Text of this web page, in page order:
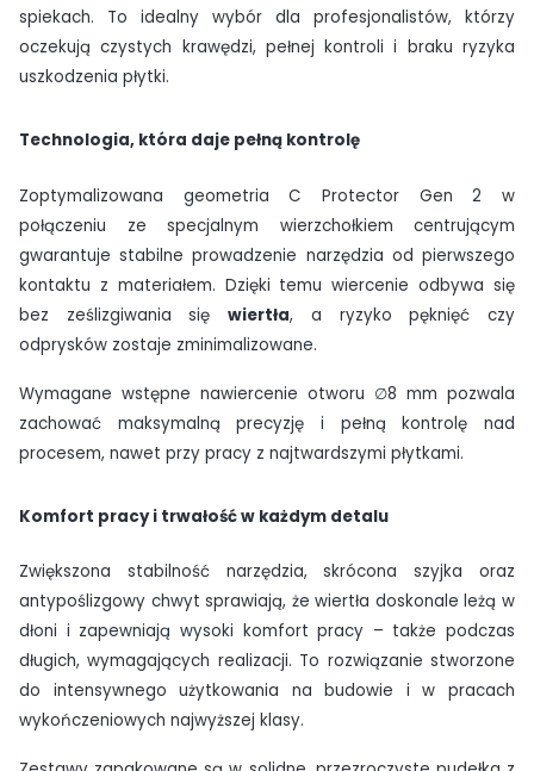
spiekach. To idealny wybór dla profesjonalistów, którzy
oczekują czystych krawędzi, pełnej kontroli i braku ryzyka
uszkodzenia płytki.
Technologia, która daje pełną kontrolę
Zoptymalizowana geometria C Protector Gen 2 w
połączeniu ze specjalnym wierzchołkiem centrującym
gwarantuje stabilne prowadzenie narzędzia od pierwszego
kontaktu z materiałem. Dzięki temu wiercenie odbywa się
bez ześlizgiwania sięwiertła, a ryzyko pęknięć czy
odprysków zostaje zminimalizowane.
Wymagane wstępne nawiercenie otworu ∅8 mm pozwala
zachować maksymalną precyzję i pełną kontrolę nad
procesem, nawet przy pracy z najtwardszymi płytkami.
Komfort pracy i trwałość w każdym detalu
Zwiększona stabilność narzędzia, skrócona szyjka oraz
antypoślizgowy chwyt sprawiają, że wiertła doskonale leżą w
dłoni i zapewniają wysoki komfort pracy – także podczas
długich, wymagających realizacji. To rozwiązanie stworzone
do intensywnego użytkowania na budowie i w pracach
wykończeniowych najwyższej klasy.